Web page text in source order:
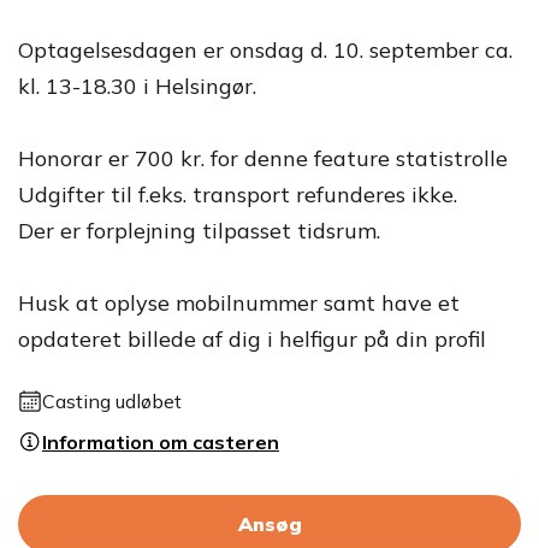
Optagelsesdagen er onsdag d. 10. september ca.
kl. 13-18.30 i Helsingør.
Honorar er 700 kr. for denne feature statistrolle
Udgifter til f.eks. transport refunderes ikke.
Der er forplejning tilpasset tidsrum.
Husk at oplyse mobilnummer samt have et
opdateret billede af dig i helfigur på din profil
Casting udløbet
Information om casteren
Ansøg